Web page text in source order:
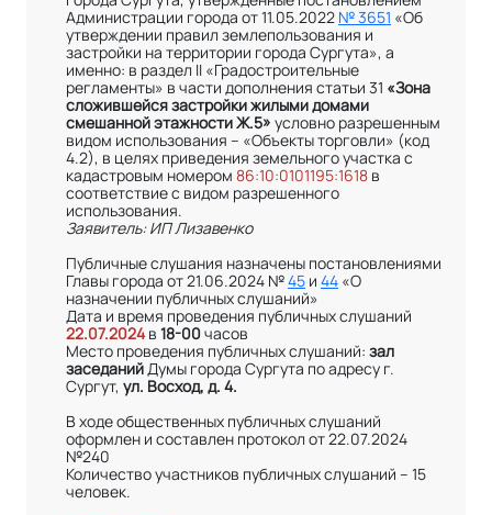
Администрации города от 11.05.2022 № 3651 «Об
утверждении правил землепользования и
застройки на территории города Сургута», а
именно: в раздел II «Градостроительные
регламенты» в части дополнения статьи 31 «Зона
сложившейся застройки жилыми домами
смешанной этажности Ж.5» условно разрешенным
видом использования – «Объекты торговли» (код
4.2), в целях приведения земельного участка с
кадастровым номером 86:10:0101195:1618 в
соответствие с видом разрешенного
использования.
Заявитель: ИП Лизавенко
Публичные слушания назначены постановлениями
Главы города от 21.06.2024 №45 и 44 «О
назначении публичных слушаний»
Дата и время проведения публичных слушаний
22.07.2024 в 18-00часов
Место проведения публичных слушаний: зал
заседанийДумы города Сургута по адресу г.
Сургут, ул. Восход, д. 4.
В ходе общественных публичных слушаний
оформлен и составлен протокол от 22.07.2024
№240
Количество участников публичных слушаний – 15
человек.